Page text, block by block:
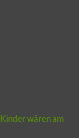
wären am